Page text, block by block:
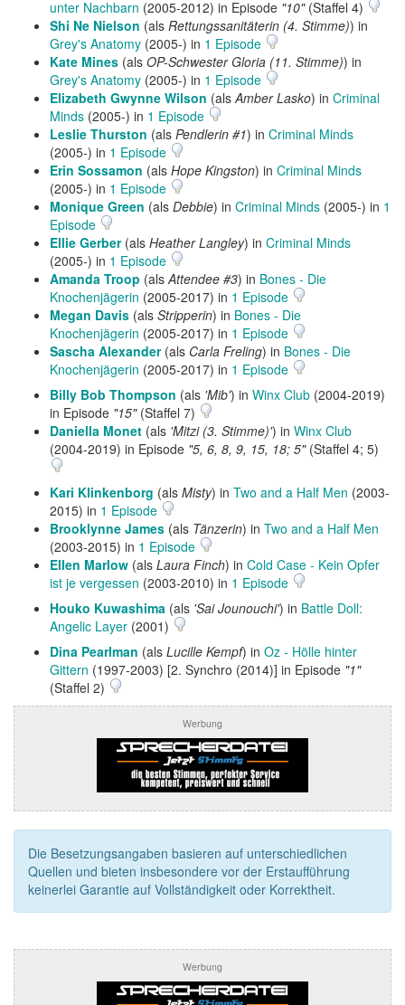
unter Nachbarn (2005-2012) in Episode "10"(Staffel 4)
Shi Ne Nielson (als Rettungssanitäterin (4. Stimme)) in
Grey's Anatomy (2005-) in 1 Episode
Kate Mines (als OP-Schwester Gloria (11. Stimme)) in
Grey's Anatomy (2005-) in 1 Episode
Elizabeth Gwynne Wilson (alsAmber Lasko) in Criminal
Minds (2005-) in 1 Episode
Leslie Thurston (als Pendlerin #1) in Criminal Minds
(2005-) in 1 Episode
Erin Sossamon (als Hope Kingston) in Criminal Minds
(2005-) in 1 Episode
Monique Green (als Debbie) in Criminal Minds (2005-) in 1
Episode
Ellie Gerber(als Heather Langley) in Criminal Minds
(2005-) in 1 Episode
Amanda Troop (alsAttendee #3) in Bones - Die
Knochenjägerin (2005-2017) in 1 Episode
Megan Davis (als Stripperin) in Bones - Die
Knochenjägerin (2005-2017) in 1 Episode
Sascha Alexander(als Carla Freling) in Bones - Die
Knochenjägerin (2005-2017) in 1 Episode
Billy Bob Thompson (als 'Mib') in Winx Club (2004-2019)
in Episode "15"(Staffel 7)
Daniella Monet (als 'Mitzi (3. Stimme)') in Winx Club
(2004-2019) in Episode "5, 6, 8, 9, 15, 18; 5"(Staffel 4; 5)
Kari Klinkenborg (als Misty) in Two and a Half Men (2003-
2015) in 1 Episode
Brooklynne James (als Tänzerin) in Two and a Half Men
(2003-2015) in 1 Episode
Ellen Marlow (als Laura Finch) in Cold Case - Kein Opfer
ist je vergessen (2003-2010) in 1 Episode
Houko Kuwashima (als 'Sai Jounouchi') in Battle Doll:
Angelic Layer (2001)
Dina Pearlman (als Lucille Kempf) in Oz - Hölle hinter
Gittern (1997-2003) [2. Synchro (2014)] in Episode "1"
(Staffel 2)
Werbung
Die Besetzungsangaben basieren auf unterschiedlichen
Quellen und bieten insbesondere vor der Erstaufführung
keinerlei Garantie auf Vollständigkeit oder Korrektheit.
Werbung